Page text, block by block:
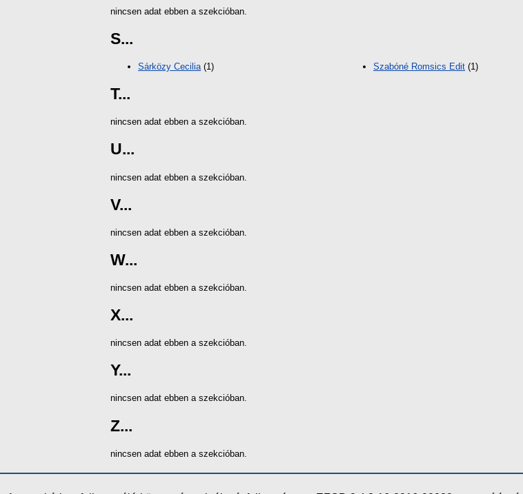
nincsen adat ebben a szekcióban.
S...
Sárközy Cecilia(1) Szabóné Romsics Edit (1)
T...
nincsen adat ebben a szekcióban.
U...
nincsen adat ebben a szekcióban.
V...
nincsen adat ebben a szekcióban.
W...
nincsen adat ebben a szekcióban.
X...
nincsen adat ebben a szekcióban.
Y...
nincsen adat ebben a szekcióban.
Z...
nincsen adat ebben a szekcióban.